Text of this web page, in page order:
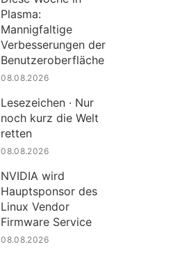
Plasma:
Mannigfaltige
Verbesserungen der
Benutzeroberfläche
08.08.2026
Lesezeichen · Nur
noch kurz die Welt
retten
08.08.2026
NVIDIA wird
Hauptsponsor des
Linux Vendor
Firmware Service
08.08.2026